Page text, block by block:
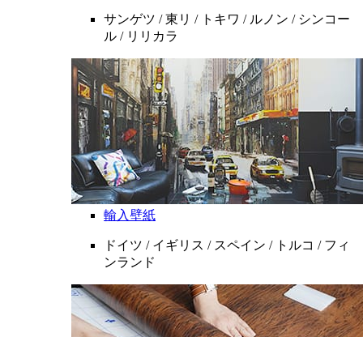
サンゲツ / 東リ / トキワ / ルノン / シンコー
ル / リリカラ
輸入壁紙
ドイツ / イギリス / スペイン / トルコ / フィ
ンランド